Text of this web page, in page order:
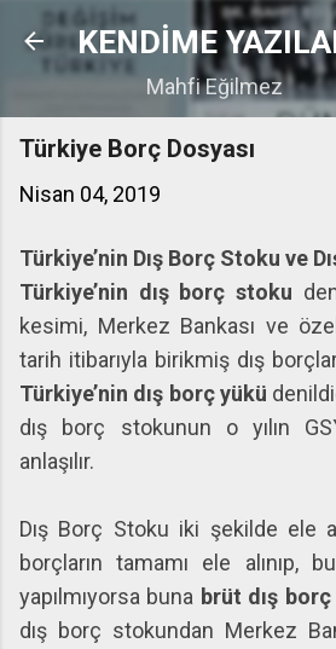
Ana
KENDİME
Mahfi Eğilmez
Türkiye Borç Dosyası
Nisan 04, 2019
Türkiye’nin Dış Borç Stoku ve
Türkiye’nin dış borç stoku
kesimi, Merkez Bankası ve
tarih itibarıyla birikmiş dış
Türkiye’nin dış borç yükü
dış borç stokunun o yılın
anlaşılır.
Dış Borç Stoku iki şekilde ele
borçların tamamı ele alınıp,
yapılmıyorsa buna brüt dış
dış borç stokundan Merkez